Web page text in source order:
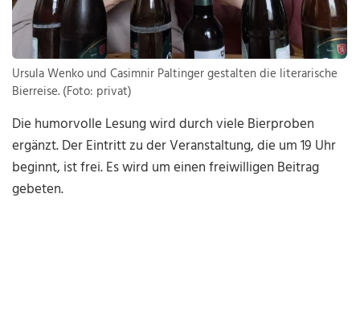
Ursula Wenko und Casimnir Paltinger gestalten die literarische
Bierreise. (Foto: privat)
Die humorvolle Lesung wird durch viele Bierproben
ergänzt. Der Eintritt zu der Veranstaltung, die um 19 Uhr
beginnt, ist frei. Es wird um einen freiwilligen Beitrag
gebeten.